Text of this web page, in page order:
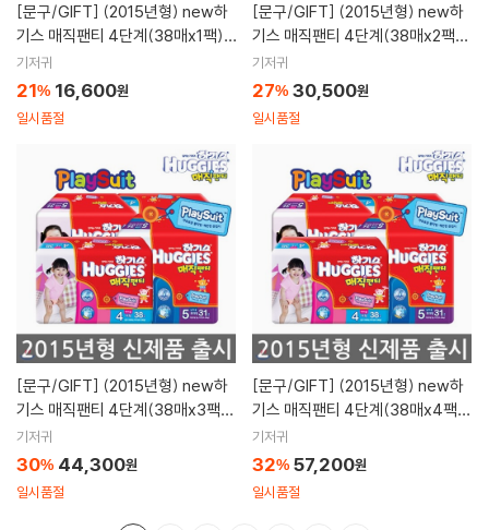
[문구/GIFT]
기스 매직팬티 4단계(38매x1팩)/
5단계(31매x1팩) /플레이수트 기
저귀,남여택1
기저귀
21% 16,600원
일시품절
[문구/GIFT]
기스 매직팬티 4단계(38매x2팩)/
5단계(31매x2팩) /플레이수트 기
저귀,남여택1
기저귀
27% 30,500원
일시품절
[문구/GIFT]
기스 매직팬티 4단계(38매x3팩)/
5단계(31매x3팩) /플레이수트 기
저귀,남여택1
기저귀
30% 44,300원
일시품절
[문구/GIFT]
기스 매직팬티 4단계(38매x4팩)/
5단계(31매x4팩) /플레이수트 기
저귀,남여택1
기저귀
32% 57,200원
일시품절